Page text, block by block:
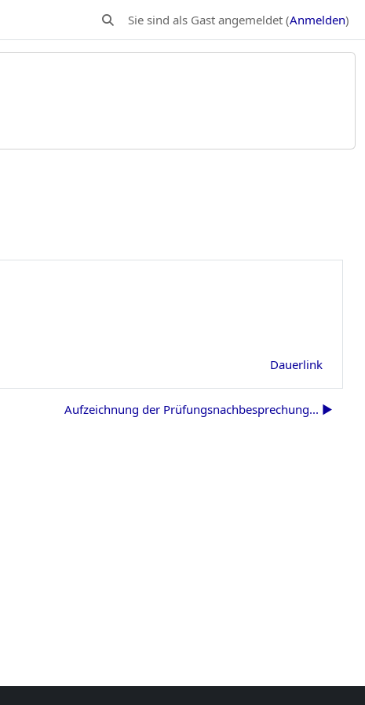
Sucheingabe umschalten
Sie sind als Gast angemeldet (Anmelden)
Dauerlink
Aufzeichnung der Prüfungsnachbesprechung... ▶︎